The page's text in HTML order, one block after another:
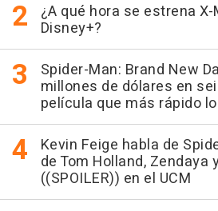
¿A qué hora se estrena
Disney+?
Spider-Man: Brand New
millones de dólares en
película que más rápido
Kevin Feige habla de
de Tom Holland, Zendaya
((SPOILER)) en el UCM